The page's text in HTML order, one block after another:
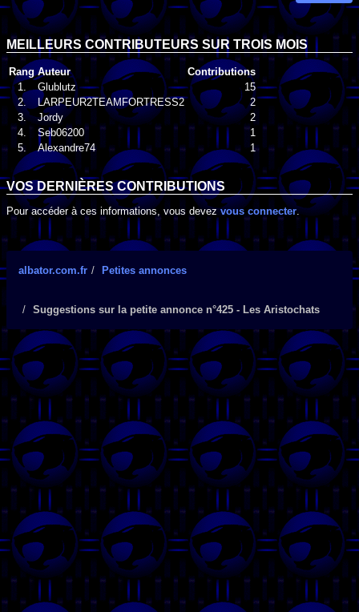
MEILLEURS CONTRIBUTEURS SUR TROIS MOIS
Rang Auteur
Contributions
1.
Glublutz
15
2.
LARPEUR2TEAMFORTRESS2
2
3.
Jordy
2
4.
Seb06200
1
5.
Alexandre74 1
VOS DERNIÈRES CONTRIBUTIONS
Pour accéder à ces informations, vous devezvous connecter.
albator.com.fr Petites annonces
Suggestions sur la petite annonce n°425 - Les Aristochats